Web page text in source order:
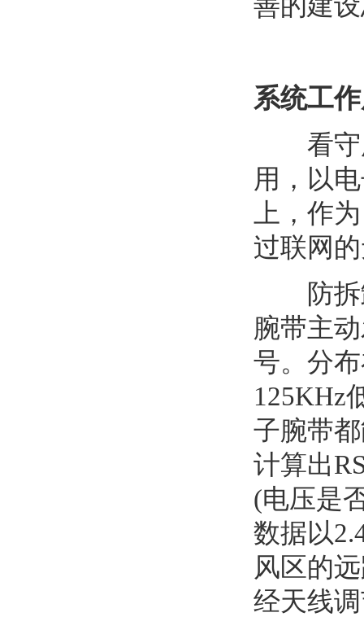
系统工
看守所
用，以
上，作
过联网
防拆卸
腕带主
号。分
125KHz
子腕带
计算出
(电压是
数据以
风区的
经天线